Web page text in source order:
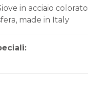
in acciaio colorato
made in Italy